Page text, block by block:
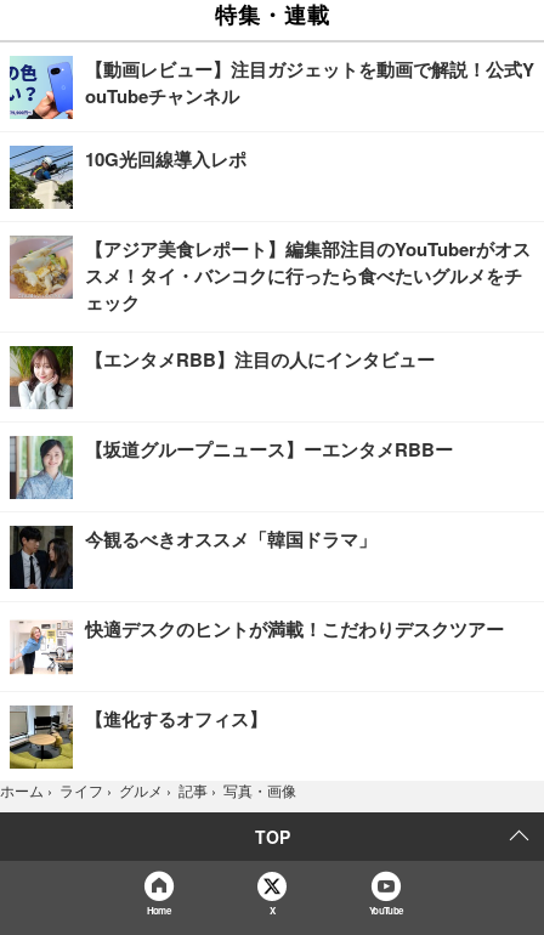
特集・連載
【動画レビュー】注目ガジェットを動画で解説！公式Y
ouTubeチャンネル
10G光回線導入レポ
【アジア美食レポート】編集部注目のYouTuberがオス
スメ！タイ・バンコクに行ったら食べたいグルメをチ
ェック
【エンタメRBB】注目の人にインタビュー
【坂道グループニュース】ーエンタメRBBー
今観るべきオススメ「韓国ドラマ」
快適デスクのヒントが満載！こだわりデスクツアー
【進化するオフィス】
ホーム › ライフ › グルメ › 記事 › 写真・画像
TOP
Home X YouTube